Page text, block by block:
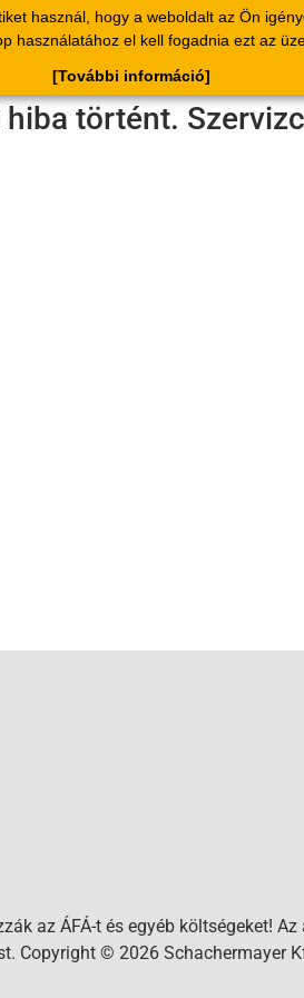
használ, hogy a weboldalt az Ön
használatához el kell fogadnia ezt az
[További információ]
Termékek Katalógus Bizonylat
történt.
az ÁFÁ-t és egyéb költségeket!
Copyright © 2026 Schachermayer